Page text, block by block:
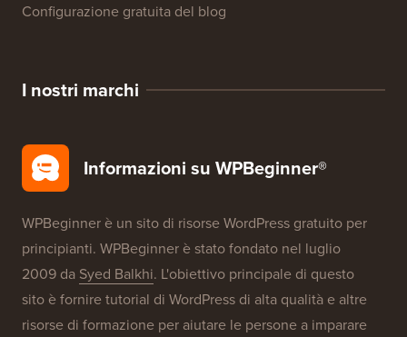
Configurazione gratuita del blog
I nostri marchi
Informazioni su WPBeginner®
WPBeginner è un sito di risorse WordPress gratuito per
principianti. WPBeginner è stato fondato nel luglio
2009 da Syed Balkhi. L'obiettivo principale di questo
sito è fornire tutorial di WordPress di alta qualità e altre
risorse di formazione per aiutare le persone a imparare